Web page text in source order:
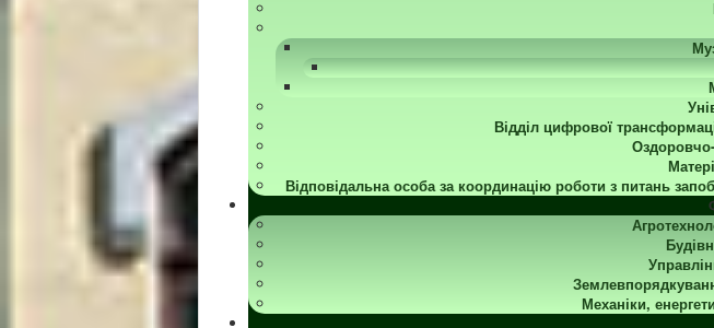
Відділ цифрової
Відповідальна особа за координацію роботи з питань
Механіки,